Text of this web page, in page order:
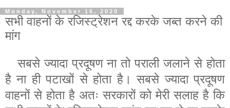
Monday, November 16, 2020
सभी वाहनों के रजिस्ट्रेशन रद्द करके जब्त करने की
मांग
सबसे ज्यादा प्रदूषण ना तो पराली जलाने से होता
है ना ही पटाखों से होता है। सबसे ज्यादा प्रदूषण
वाहनों से होता है अतः सरकारों को मेरी सलाह है कि